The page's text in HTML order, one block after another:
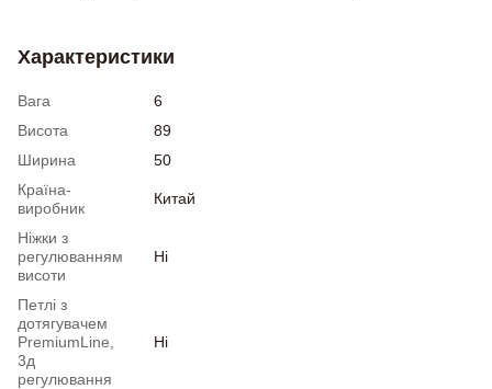
Характеристики
Вага
6
Висота
89
Ширина
50
Країна-
виробник
Китай
Ніжки з
регулюванням
висоти
Ні
Петлі з
дотягувачем
PremiumLine,
3д
регулювання
Ні